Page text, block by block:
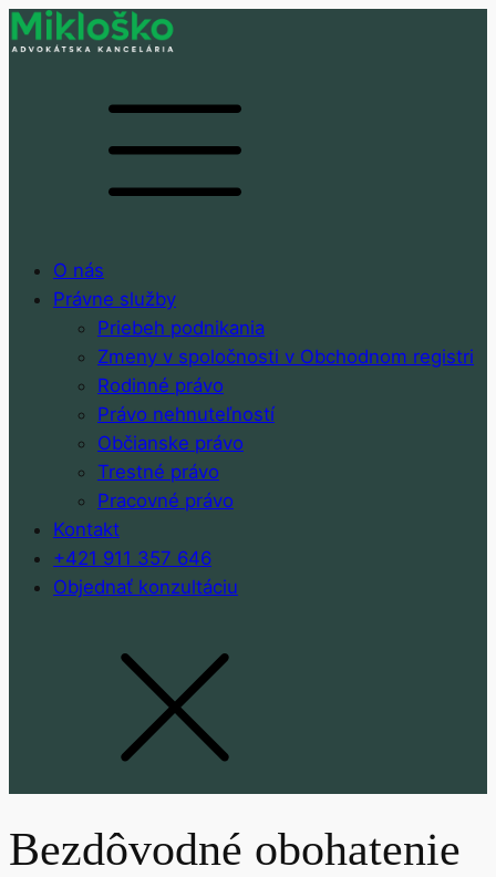
O nás
Právne služby
Priebeh podnikania
Zmeny v spoločnosti v Obchodnom registri
Rodinné právo
Právo nehnuteľností
Občianske právo
Trestné právo
Pracovné právo
Kontakt
+421 911 357 646
Objednať konzultáciu
Bezdôvodné obohatenie